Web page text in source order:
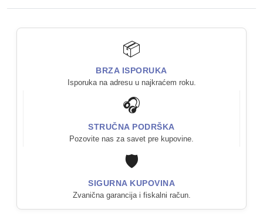
📦
BRZA ISPORUKA
Isporuka na adresu u najkraćem roku.
🎧
STRUČNA PODRŠKA
Pozovite nas za savet pre kupovine.
🛡️
SIGURNA KUPOVINA
Zvanična garancija i fiskalni račun.